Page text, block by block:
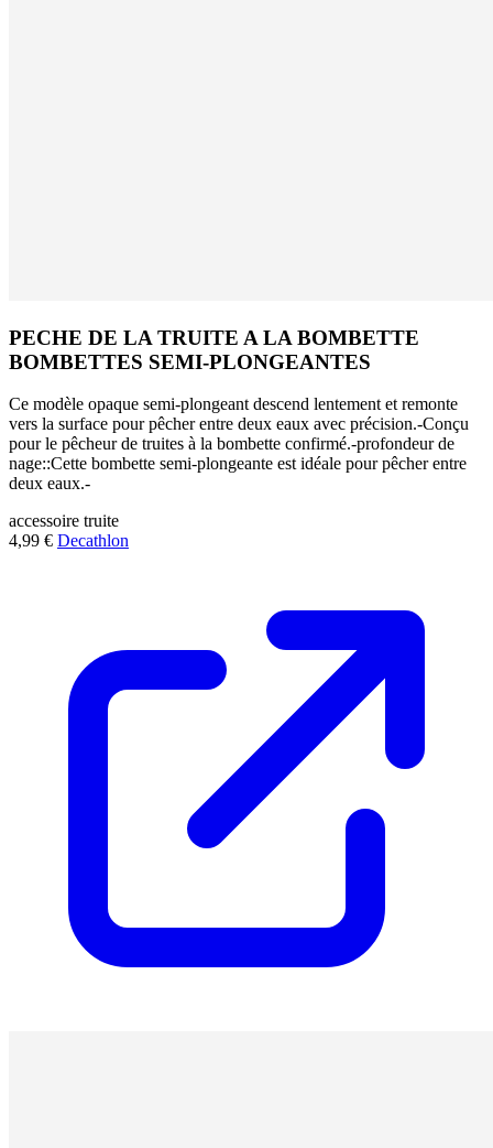
PECHE DE LA TRUITE A LA BOMBETTE
BOMBETTES SEMI-PLONGEANTES
Ce modèle opaque semi-plongeant descend lentement et remonte
vers la surface pour pêcher entre deux eaux avec précision.-Conçu
pour le pêcheur de truites à la bombette confirmé.-profondeur de
nage::Cette bombette semi-plongeante est idéale pour pêcher entre
deux eaux.-
accessoire truite
4,99 € Decathlon